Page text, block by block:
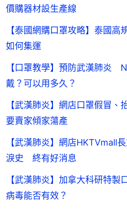
價購器材設生產線
【泰國網購口罩攻略】泰國
如何集運
【口罩教學】預防武漢肺炎
戴？可以用多久？
【武漢肺炎】網店口罩假冒
要賣家傾家蕩產
【武漢肺炎】網店HKTVmall
淚史 終有好消息
【武漢肺炎】加拿大科研特
病毒能否有效？